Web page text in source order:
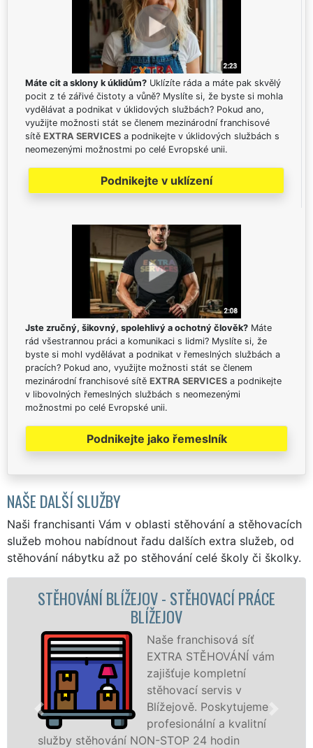
Máte cit a sklony k úklidům? Uklízíte ráda a máte pak skvělý
pocit z té zářivé čistoty a vůně? Myslíte si, že byste si mohla
vydělávat a podnikat v úklidových službách? Pokud ano,
využijte možnosti stát se členem mezinárodní franchisové
sítě EXTRA SERVICES a podnikejte v úklidových službách s
neomezenými možnostmi po celé Evropské unii.
Podnikejte v uklízení
Jste zručný, šikovný, spolehlivý a ochotný člověk? Máte
rád všestrannou práci a komunikaci s lidmi? Myslíte si, že
byste si mohl vydělávat a podnikat v řemeslných službách a
pracích? Pokud ano, využijte možnosti stát se členem
mezinárodní franchisové sítě EXTRA SERVICES a podnikejte
v libovolných řemeslných službách s neomezenými
možnostmi po celé Evropské unii.
Podnikejte jako řemeslník
NAŠE DALŠÍ SLUŽBY
Naši franchisanti Vám v oblasti stěhování a stěhovacích
služeb mohou nabídnout řadu dalších extra služeb, od
stěhování nábytku až po stěhování celé školy či školky.
STĚHOVACÍ SLUŽBA BLÍŽEJOV -
STĚHOVACÍ FIRMA BLÍŽEJOV
Poskytujeme
stěhovací služby v
Blížejově na
špičkové úrovni se
speciální stěhovací
technikou. Tyto
služby zajišťujeme domácnostem i firmám v